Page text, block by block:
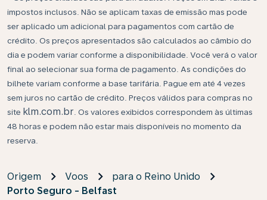
impostos inclusos. Não se aplicam taxas de emissão mas pode
ser aplicado um adicional para pagamentos com cartão de
crédito. Os preços apresentados são calculados ao câmbio do
dia e podem variar conforme a disponibilidade. Você verá o valor
final ao selecionar sua forma de pagamento. As condições do
bilhete variam conforme a base tarifária. Pague em até 4 vezes
sem juros no cartão de crédito. Preços válidos para compras no
site klm.com.br . Os valores exibidos correspondem às últimas
48 horas e podem não estar mais disponíveis no momento da
reserva.
Origem Voos
para o Reino Unido
Porto Seguro - Belfast